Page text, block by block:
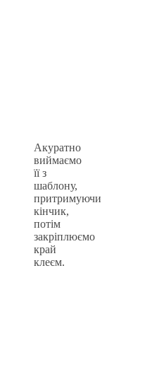
Акуратно
виймаємо
її з
шаблону,
притримуючи
кінчик,
потім
закріплюємо
край
клеєм.